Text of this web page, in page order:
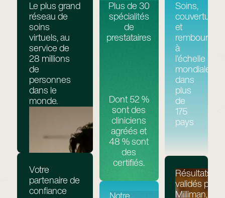
Le plus grand
réseau de
soins
virtuels, au
service de
28 millions
de
personnes
dans le
monde.
Votre
partenaire de
confiance
Plus de 30
spécialités
de
prestataires
Dont 52 %
sont des
cliniciens
agréés et
48 % sont
des
certifiés.
Notre
Soins,
couverture
et
à
l'échelle
mondiale
dans
plus
de
175
pays
Résultats
validés par
Milliman,